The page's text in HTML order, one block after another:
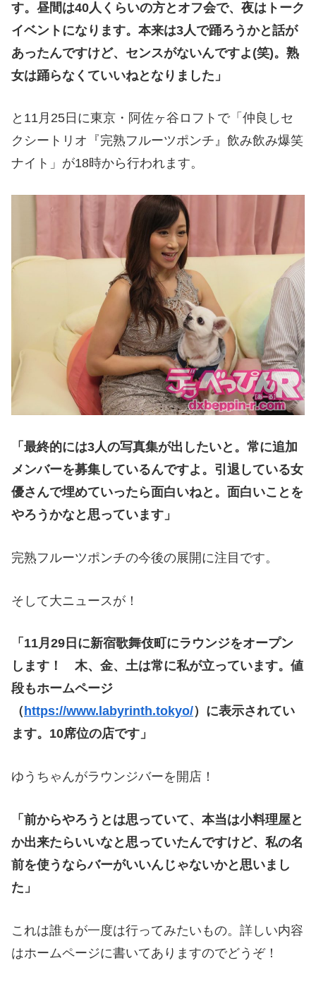
す。昼間は40人くらいの方とオフ会で、夜はトーク
イベントになります。本来は3人で踊ろうかと話が
あったんですけど、センスがないんですよ(笑)。熟
女は踊らなくていいねとなりました」
と11月25日に東京・阿佐ヶ谷ロフトで「仲良しセ
クシートリオ『完熟フルーツポンチ』飲み飲み爆笑
ナイト」が18時から行われます。
「最終的には3人の写真集が出したいと。常に追加
メンバーを募集しているんですよ。引退している女
優さんで埋めていったら面白いねと。面白いことを
やろうかなと思っています」
完熟フルーツポンチの今後の展開に注目です。
そして大ニュースが！
「11月29日に新宿歌舞伎町にラウンジをオープン
します！ 木、金、土は常に私が立っています。値
段もホームページ
（ https://www.labyrinth.tokyo/）に表示されてい
ます。10席位の店です」
ゆうちゃんがラウンジバーを開店！
「前からやろうとは思っていて、本当は小料理屋と
か出来たらいいなと思っていたんですけど、私の名
前を使うならバーがいいんじゃないかと思いまし
た」
これは誰もが一度は行ってみたいもの。詳しい内容
はホームページに書いてありますのでどうぞ！